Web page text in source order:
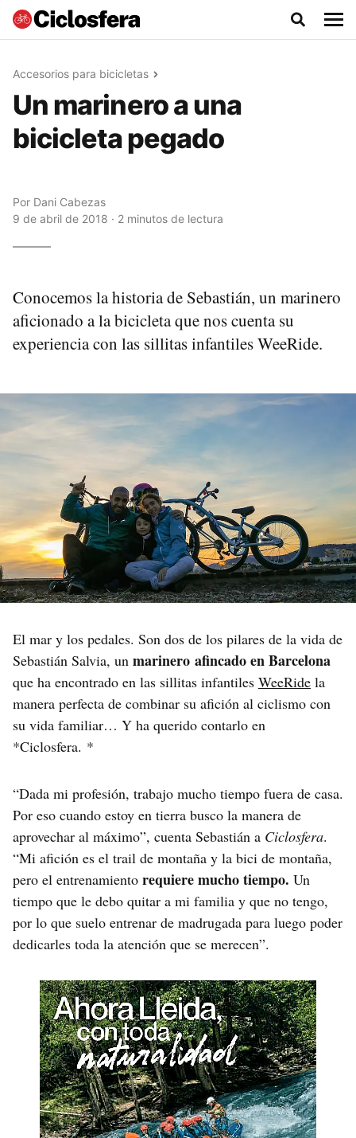
Accesorios para bicicletas
Un marinero a una
bicicleta pegado
Por Dani Cabezas
9 de abril de 2018 · 2 minutos de lectura
Conocemos la historia de Sebastián, un marinero
aficionado a la bicicleta que nos cuenta su
experiencia con las sillitas infantiles WeeRide.
El mar y los pedales. Son dos de los pilares de la vida de
Sebastián Salvia, un marinero afincado en Barcelona
que ha encontrado en las sillitas infantiles WeeRide la
manera perfecta de combinar su afición al ciclismo con
su vida familiar… Y ha querido contarlo en
*Ciclosfera. *
“Dada mi profesión, trabajo mucho tiempo fuera de casa.
Por eso cuando estoy en tierra busco la manera de
aprovechar al máximo”, cuenta Sebastián a Ciclosfera.
“Mi afición es el trail de montaña y la bici de montaña,
pero el entrenamiento requiere mucho tiempo. Un
tiempo que le debo quitar a mi familia y que no tengo,
por lo que suelo entrenar de madrugada para luego poder
dedicarles toda la atención que se merecen”.